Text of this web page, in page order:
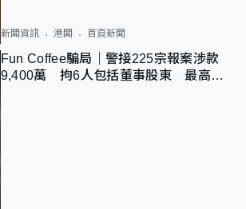
新聞資訊 港聞 首頁新聞
Fun Coffee騙局｜警接225宗報案涉款
9,400萬 拘6人包括董事股東 最高金